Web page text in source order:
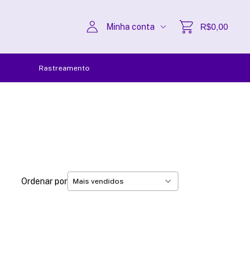
Minha conta R$0,00
Rastreamento
Ordenar por